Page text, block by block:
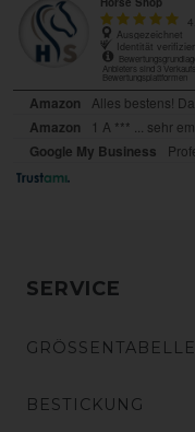
SERVICE
GRÖSSENTABELLE
BESTICKUNG